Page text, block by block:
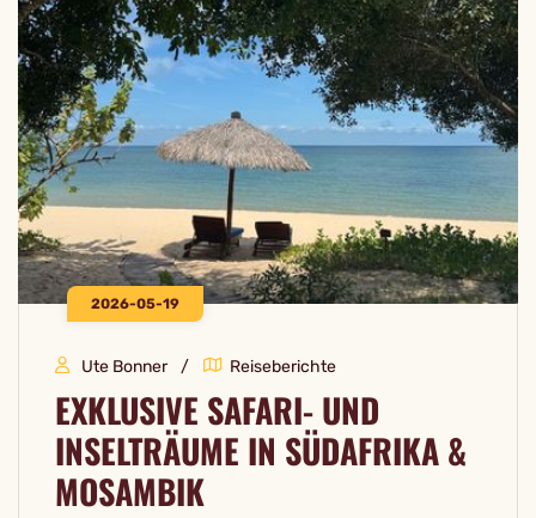
2026-05-19
Ute Bonner Reiseberichte
EXKLUSIVE SAFARI- UND
INSELTRÄUME IN SÜDAFRIKA &
MOSAMBIK